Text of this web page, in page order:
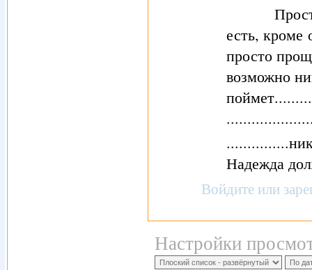
Просто
есть,
просто
возможно
Надежда
Войдите или
Настройки